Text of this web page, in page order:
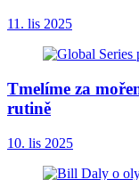
11. lis 2025
Tmelíme za
rutině
10. lis 2025